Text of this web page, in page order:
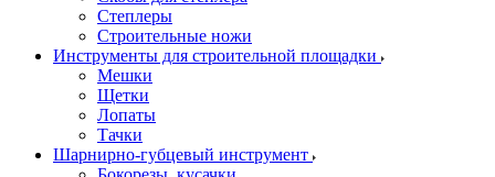
Степлеры
Строительные ножи
Инструменты для строительной площадки
Мешки
Щетки
Лопаты
Тачки
Шарнирно-губцевый инструмент